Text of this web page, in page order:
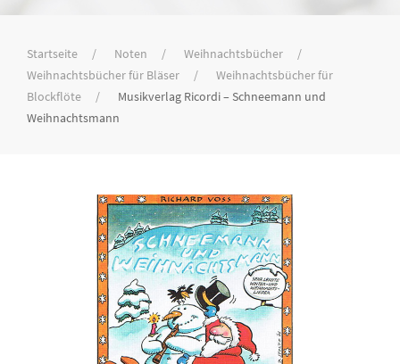
Startseite Noten
Weihnachtsbücher
Weihnachtsbücher für Bläser
Weihnachtsbücher für
Blockflöte
Musikverlag Ricordi – Schneemann und
Weihnachtsmann